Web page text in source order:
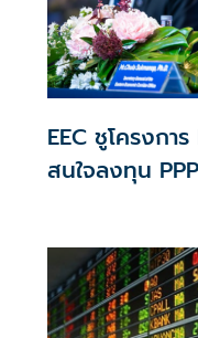
EEC ชูโครงกา
สนใจลงทุน PPP